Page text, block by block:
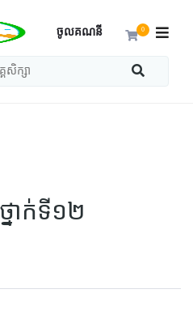
0
ចូលគណនី
នាក់ទី១២